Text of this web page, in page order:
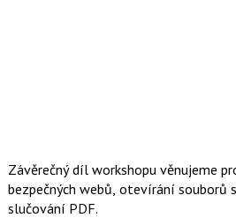
Závěrečný díl workshopu věnujeme
bezpečných webů, otevírání souborů
slučování PDF.